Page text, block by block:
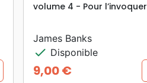
volume 4 - Pour l’invoquer
James Banks
check Disponible
Prix
9,00 €